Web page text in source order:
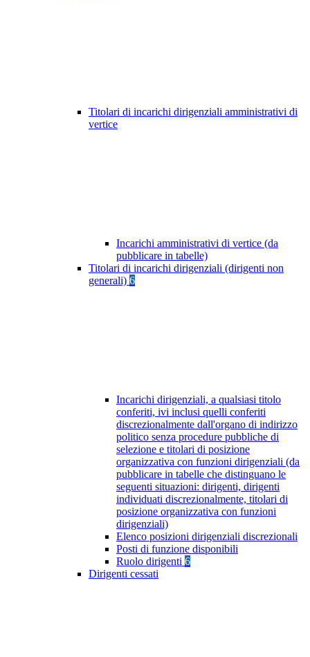
Titolari di incarichi dirigenziali amministrativi di
vertice
Incarichi amministrativi di vertice (da
pubblicare in tabelle)
Titolari di incarichi dirigenziali (dirigenti non
generali) 6
Incarichi dirigenziali, a qualsiasi titolo
conferiti, ivi inclusi quelli conferiti
discrezionalmente dall'organo di indirizzo
politico senza procedure pubbliche di
selezione e titolari di posizione
organizzativa con funzioni dirigenziali (da
pubblicare in tabelle che distinguano le
seguenti situazioni: dirigenti, dirigenti
individuati discrezionalmente, titolari di
posizione organizzativa con funzioni
dirigenziali)
Elenco posizioni dirigenziali discrezionali
Posti di funzione disponibili
Ruolo dirigenti 6
Dirigenti cessati